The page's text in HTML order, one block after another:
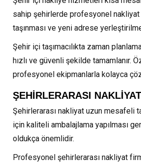
sahip şehirlerde profesyonel nakliyat
taşınması ve yeni adrese
Şehir içi taşımacılıkta zaman
hızlı ve güvenli şekilde tamamlanır.
profesyonel ekipmanlarla kolayca
ŞEHİRLERARASI
Şehirlerarası nakliyat uzun mesafeli
için kaliteli ambalajlama yapılması
oldukça önemlidir.
Profesyonel şehirlerarası nakliyat